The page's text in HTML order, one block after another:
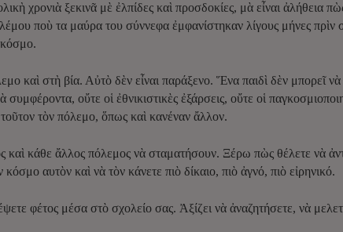
χρονιὰ ξεκινᾶ μὲ ἐλπίδες καὶ προσδοκίες, μὰ εἶναι ἀλήθεια
ποὺ τα μαύρα του σύννεφα ἐμφανίστηκαν λίγους μήνες
κόσμο.
καὶ στὴ βία. Αὐτὸ δὲν εἶναι παράξενο. Ἕνα παιδὶ δὲν μπορεῖ νὰ
συμφέροντα, οὔτε οἱ ἐθνικιστικὲς ἐξάρσεις, οὔτε οἱ
τὸν πόλεμο, ὅπως καὶ κανέναν ἄλλον.
κάθε ἄλλος πόλεμος νὰ σταματήσουν. Ξέρω πὼς θέλετε νὰ
αυτὸν καὶ νὰ τὸν κάνετε πιὸ δίκαιο, πιὸ ἀγνό, πιὸ εἰρηνικό.
φέτος μέσα στὸ σχολείο σας. Ἀξίζει νὰ ἀναζητήσετε, νὰ